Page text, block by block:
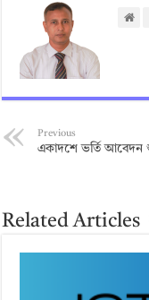
Previous
একাদশে ভর্তি
Related Articles